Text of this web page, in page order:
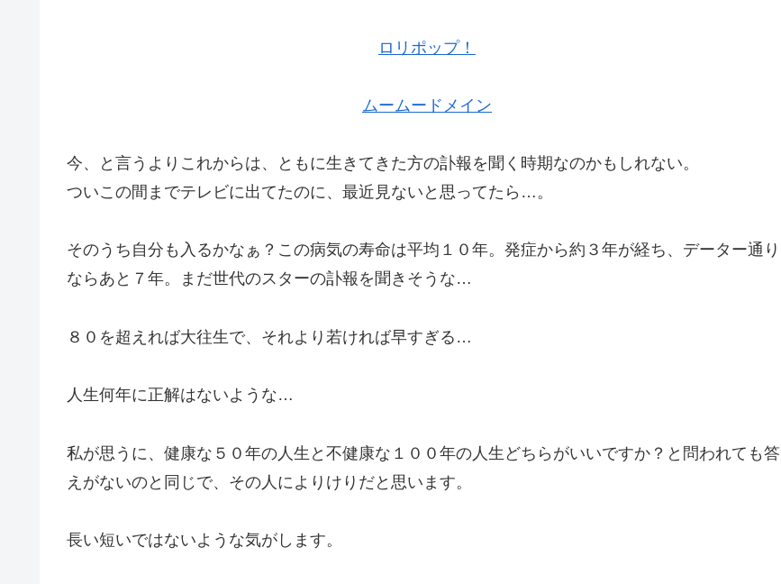
ロリポップ！
ムームードメイン
今、と言うよりこれからは、ともに生きてきた方の訃報を聞く時期なのかもしれない。
ついこの間までテレビに出てたのに、最近見ないと思ってたら…。
そのうち自分も入るかなぁ？この病気の寿命は平均１０年。発症から約３年が経ち、データー通り
ならあと７年。まだ世代のスターの訃報を聞きそうな…
８０を超えれば大往生で、それより若ければ早すぎる…
人生何年に正解はないような…
私が思うに、健康な５０年の人生と不健康な１００年の人生どちらがいいですか？と問われても答
えがないのと同じで、その人によりけりだと思います。
長い短いではないような気がします。